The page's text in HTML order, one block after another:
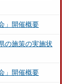
」開催概要
の施策の実施状
」開催概要